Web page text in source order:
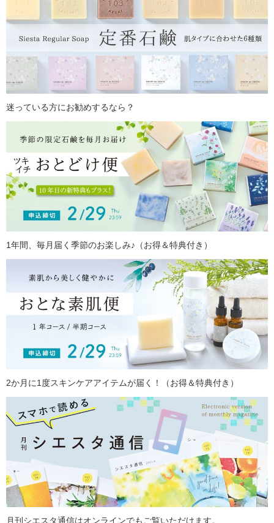
迷っている方にお勧めするなら？
1年間、毎月届く季節のお楽しみ♪（お得＆特典付き）
2か月に1度スキンケアアイテムが届く！（お得＆特典付き）
月刊シエスタ通信はオンラインでもご覧いただけます。